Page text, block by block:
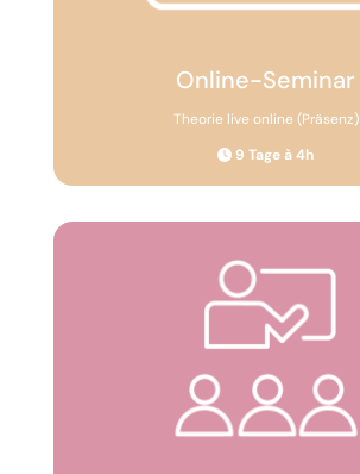
Online-Seminar
Theorie live online (Präsenz)
9 Tage à 4h